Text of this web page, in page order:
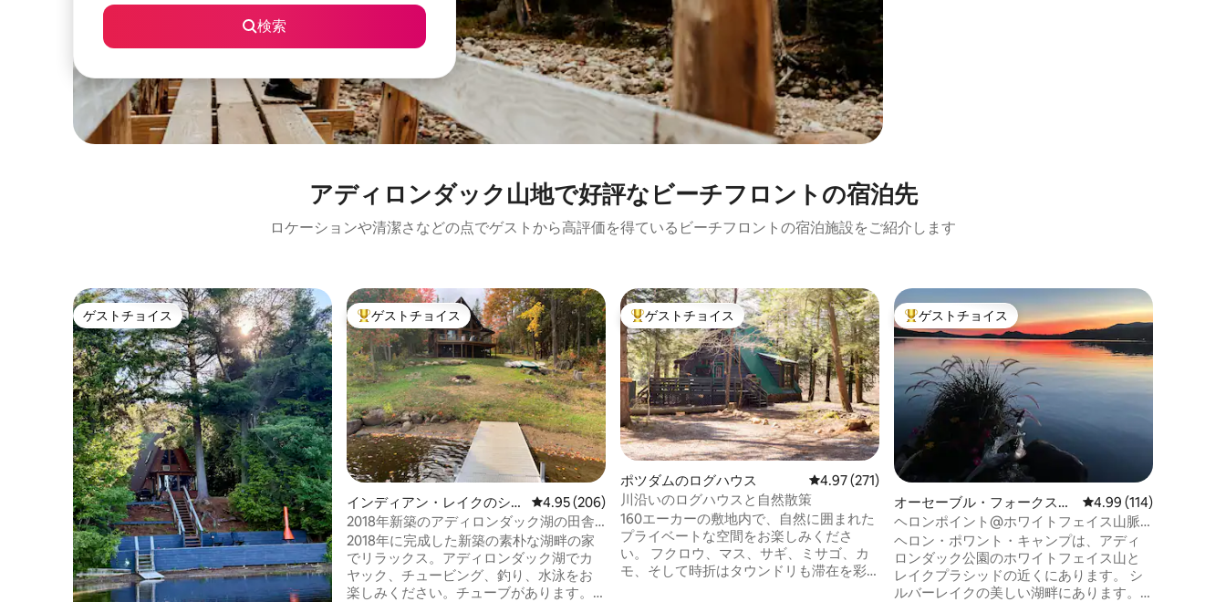
検索
アディロンダック山地で好評なビーチフロントの宿泊先
ロケーションや清潔さなどの点でゲストから高評価を得ているビーチフロントの宿泊施設をご紹介します
ゲストチョイス
ゲストチョイス 大好評のゲストチョイスです。
ゲストチョイス
インディアン・レイクのシャ
レー
レビュー206件、5つ星中4.95つ星の平均評価
4.95 (206)
2018年新築のアディロンダック湖の田舎
風シャレー
2018年に完成した新築の素朴な湖畔の家
でリラックス。アディロンダック湖でカ
ヤック、チュービング、釣り、水泳をお
楽しみください。チューブがあります。
大好評のゲストチョイスです。
ゲストチョイス
ポツダムのログハウス レビュー271件、5つ星中4.97つ星の平均評価
4.97 (271)
川沿いのログハウスと自然散策
160エーカーの敷地内で、自然に囲まれた
プライベートな空間をお楽しみくださ
い。 フクロウ、マス、サギ、ミサゴ、カ
モ、そして時折はタウンドリも滞在を彩
大好評のゲストチョイスです。
ゲストチョイス
オーセーブル・フォークスの
ゲストスイート
レビュー114件、5つ
4.99 (114)
ヘロンポイント@ホワイトフェイス山脈
近くのシルバーレイク
ヘロン・ポワント・キャンプは、アディ
ロンダック公園のホワイトフェイス山と
レイクプラシッドの近くにあります。 シ
ルバーレイクの美しい湖畔にあります。